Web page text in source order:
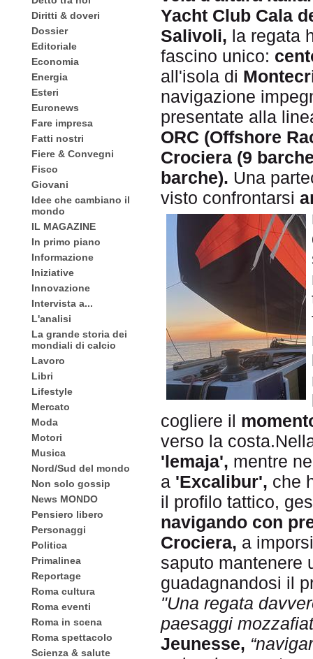
Diritti & doveri
Dossier
Editoriale
Economia
Energia
Esteri
Euronews
Fare impresa
Fatti nostri
Fiere & Convegni
Fisco
Giovani
Idee che cambiano il
mondo
IL MAGAZINE
In primo piano
Informazione
Iniziative
Innovazione
Intervista a...
L'analisi
La grande storia dei
mondiali di calcio
Lavoro
Libri
Lifestyle
Mercato
Moda
Motori
Musica
Nord/Sud del mondo
Non solo gossip
News MONDO
Pensiero libero
Personaggi
Politica
Primalinea
Reportage
Roma cultura
Roma eventi
Roma in scena
Roma spettacolo
Scienza & salute
Yacht Club Cala
Salivoli, la regata
fascino unico:
all'isola di
navigazione
presentate alla
ORC (Offshore
Crociera (9
barche). Una
visto confrontarsi
cogliere il
verso la
'lemaja', mentre
a 'Excalibur', che
il profilo tattico,
navigando con
Crociera, a
saputo mantenere
guadagnandosi il
"Una regata
paesaggi
Jeunesse,